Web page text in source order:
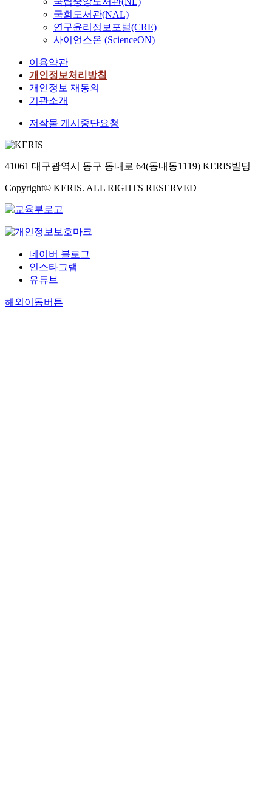
국회도서관(NAL)
연구윤리정보포털(CRE)
사이언스온 (ScienceON)
이용약관
개인정보처리방침
개인정보 재동의
기관소개
저작물 게시중단요청
41061 대구광역시 동구 동내로 64(동내동1119) KERIS빌딩
Copyright© KERIS. ALL RIGHTS RESERVED
네이버 블로그
인스타그램
유튜브
해외이동버튼